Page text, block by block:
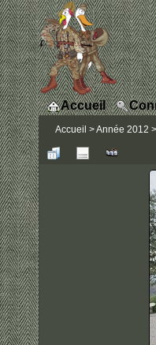
Accueil
Accueil >Année 2012 >